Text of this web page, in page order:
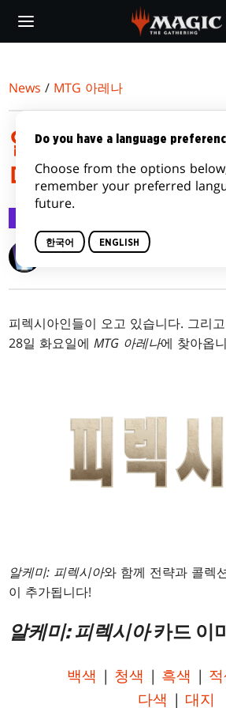
main
News / MTG 아레나
알케미: 피렉시아
미지 갤러리
Wizards of the Coast
피렉시아인들이 오고 있습니다. 그리
28일 화요일에MTG 아레나에 찾아옵
알케미: 피렉시아와 함께 전략과 콜렉
이 추가됩니다!
알케미: 피렉시아카드 이
백색 | 청색 | 흑색 |
다색 | 대지
Do you have a language
Choose from the options
remember your preferred
future.
한국어 ENGLISH